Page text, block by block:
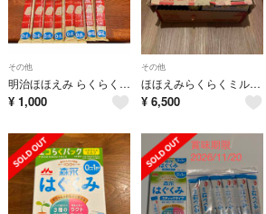
その他
明治ほほえみ らくらくキューブ
¥ 1,000
その他
ほほえみらくらくミルク200ml21本アタッチメントおまけ付き
¥ 6,500